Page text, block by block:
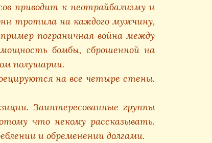
приводит к неотрайбализму и
тротила на каждого мужчину,
пограничная война между
бомбы, сброшенной на
полушарии.
на все четыре стены.
Заинтересованные группы
что некому рассказывать.
и обременении долгами.